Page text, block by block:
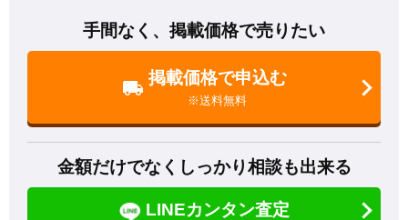
手間なく、掲載価格で売りたい
掲載価格で申込む
※送料無料
金額だけでなくしっかり相談も出来る
LINEカンタン査定